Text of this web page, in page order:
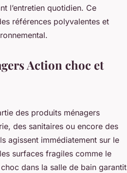
l’entretien quotidien. Ce
références polyvalentes et
Action choc et
des produits ménagers
des sanitaires ou encore des
agissent immédiatement sur le
surfaces fragiles comme le
dans la salle de bain garantit